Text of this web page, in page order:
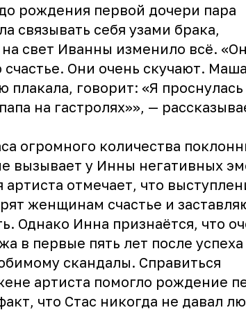
рождения первой дочери пара
связывать себя узами брака,
свет Иванны изменило всё.
счастье. Они очень скучают.
плакала, говорит: «Я проснулась
на гастролях»», —
огромного количества
вызывает у Инны негативных
артиста отмечает, что
женщинам счастье и
Однако Инна признаётся, что
в первые пять лет после
скандалы. Справиться
артиста помогло рождение
что Стас никогда не давал